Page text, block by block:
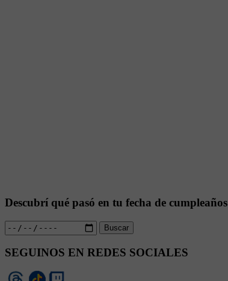
Descubrí qué pasó en tu fecha de cumpleaños
Buscar
SEGUINOS EN REDES SOCIALES